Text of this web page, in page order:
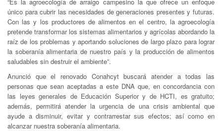
único para cubrir las necesidades de generaciones presentes y futuras.
Con las y los productores de alimentos en el centro, la agroecología
pretende transformar los sistemas alimentarios y agrícolas abordando la
raíz de los problemas y aportando soluciones de largo plazo para lograr
la soberanía alimentaria de nuestro país y la producción de alimentos
saludables sin destruir el ambiente”.
Anunció que el renovado Conahcyt buscará atender a todas las
personas que sean aceptadas a este DNA que, en concordancia con
las leyes generales de Educación Superior y de HCTI, es gratuito;
además, permitirá atender la urgencia de una crisis ambiental que
ayude a disminuir, evitar y contrarrestar sus efectos; así como en
alcanzar nuestra soberanía alimentaria.